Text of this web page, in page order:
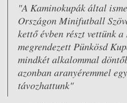
"A Kaminokupák által
Országon Minifutball
kettő évben részt vettünk
megrendezett Pünkösd
mindkét alkalommal
azonban aranyéremmel
távozhattunk"